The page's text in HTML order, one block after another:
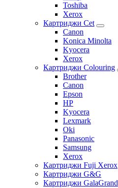
Toshiba
Xerox
Картриджи Cet
Canon
Konica Minolta
Kyocera
Xerox
Картриджи Colouring
Brother
Canon
Epson
HP
Kyocera
Lexmark
Oki
Panasonic
Samsung
Xerox
Картриджи Fuji Xerox
Картриджи G&G
Картриджи GalaGrand